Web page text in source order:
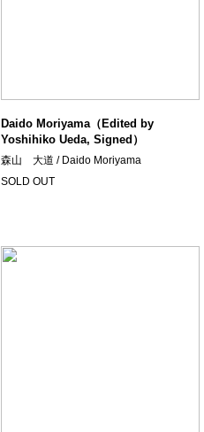
Daido Moriyama（Edited by
Yoshihiko Ueda, Signed）
森山 大道 / Daido Moriyama
SOLD OUT